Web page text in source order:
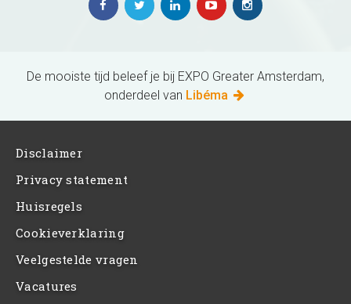
De mooiste tijd beleef je bij EXPO Greater Amsterdam,
onderdeel van Libéma
Disclaimer
Privacy statement
Huisregels
Cookieverklaring
Veelgestelde vragen
Vacatures